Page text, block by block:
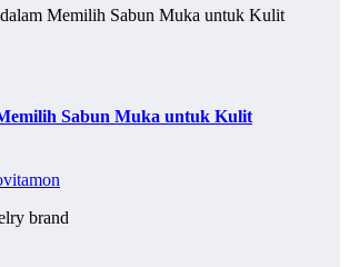
Sabun Muka untuk Kulit